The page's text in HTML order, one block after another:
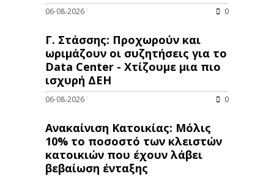
06-08-2026 0
Γ. Στάσσης: Προχωρούν και
ωριμάζουν οι συζητήσεις για το
Data Center - Χτίζουμε μια πιο
ισχυρή ΔΕΗ
06-08-2026 0
Ανακαίνιση Κατοικίας: Μόλις
10% το ποσοστό των κλειστών
κατοικιών που έχουν λάβει
βεβαίωση ένταξης